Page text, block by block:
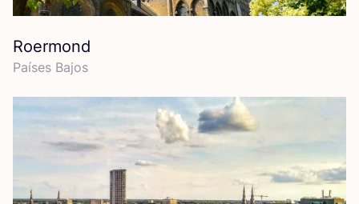
Roermond
Paí­ses Bajos